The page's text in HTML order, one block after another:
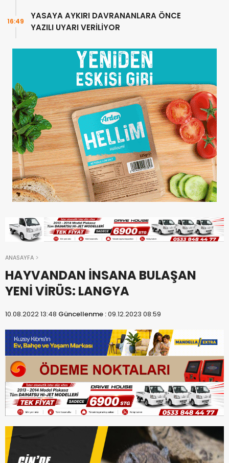
YASAYA AYKIRI DAVRANANLARA ÖNCE
YAZILI UYARI VERİLİYOR
16:49
ANASAYFA
HAYVANDAN İNSANA BULAŞAN
YENİ VİRÜS: LANGYA
10.08.2022 13:48 Güncellenme :09.12.2023 08:59